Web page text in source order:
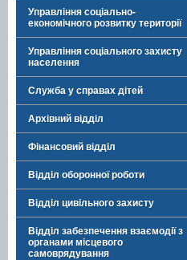
Управління соціально-
економічного розвитку території
Управління соціального захисту
населення
Служба у справах дітей
Архівний відділ
Фінансовий відділ
Відділ оборонної роботи
Відділ цивільного захисту
Відділ забезпечення взаємодії з
органами місцевого
самоврядування